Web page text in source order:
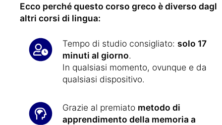
Ecco perché questo corso greco è diverso dagli
altri corsi di lingua:
Tempo di studio consigliato: solo 17
minuti al giorno.
In qualsiasi momento, ovunque e da
qualsiasi dispositivo.
Grazie al premiato metodo di
apprendimento della memoria a